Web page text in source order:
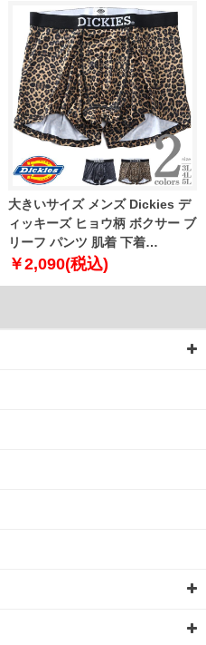
大きいサイズ メンズ Dickies デ
ィッキーズ ヒョウ柄 ボクサー ブ
リーフ パンツ 肌着 下着
80533200
￥2,090(税込)